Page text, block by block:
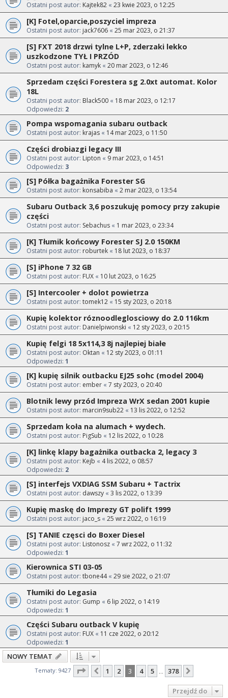
Ostatni post autor: Kajtek82 « 23 kwie 2023, o 12:25
[K] Fotel,oparcie,poszyciel impreza
Ostatni post autor: jack7606 « 25 mar 2023, o 21:37
[S] FXT 2018 drzwi tylne L+P, zderzaki lekko
uszkodzone TYŁ I PRZÓD
Ostatni post autor: kamyk « 20 mar 2023, o 12:46
Sprzedam części Forestera sg 2.0xt automat. Kolor
18L
Ostatni post autor: Black500 « 18 mar 2023, o 12:17
Odpowiedzi: 2
Pompa wspomagania subaru outback
Ostatni post autor: krajas « 14 mar 2023, o 11:50
Części drobiazgi legacy III
Ostatni post autor: Lipton « 9 mar 2023, o 14:51
Odpowiedzi: 3
[S] Półka bagażnika Forester SG
Ostatni post autor: konsabiba « 2 mar 2023, o 13:54
Subaru Outback 3,6 poszukuję pomocy przy zakupie
części
Ostatni post autor: Sebachus « 1 mar 2023, o 23:34
[K] Tłumik końcowy Forester SJ 2.0 150KM
Ostatni post autor: roburtek « 18 lut 2023, o 18:37
[S] iPhone 7 32 GB
Ostatni post autor: FUX « 10 lut 2023, o 16:25
[S] Intercooler + dolot powietrza
Ostatni post autor: tomek12 « 15 sty 2023, o 20:18
Kupię kolektor róznoodleglosciowy do 2.0 116km
Ostatni post autor: Danielpiwonski « 12 sty 2023, o 20:15
Kupię felgi 18 5x114,3 8j najlepiej białe
Ostatni post autor: Oktan « 12 sty 2023, o 01:11
Odpowiedzi: 1
[K] kupię silnik outbacku EJ25 sohc (model 2004)
Ostatni post autor: ember « 7 sty 2023, o 20:40
Blotnik lewy przód Impreza WrX sedan 2001 kupie
Ostatni post autor: marcin9sub22 « 13 lis 2022, o 12:52
Sprzedam koła na alumach + wydech.
Ostatni post autor: PigSub « 12 lis 2022, o 10:28
[K] linkę klapy bagażnika outbacka 2, legacy 3
Ostatni post autor: Kejb « 4 lis 2022, o 08:57
Odpowiedzi: 2
[S] interfejs VXDIAG SSM Subaru + Tactrix
Ostatni post autor: dawszy « 3 lis 2022, o 13:39
Kupię maskę do Imprezy GT polift 1999
Ostatni post autor: jaco_s « 25 wrz 2022, o 16:19
[S] TANIE częsci do Boxer Diesel
Ostatni post autor: Listonosz « 7 wrz 2022, o 11:32
Odpowiedzi: 1
Kierownica STI 03-05
Ostatni post autor: tbone44« 29 sie 2022, o 21:07
Tłumiki do Legasia
Ostatni post autor: Gump « 6 lip 2022, o 14:19
Odpowiedzi: 1
Części Subaru outback V kupię
Ostatni post autor: FUX « 11 cze 2022, o 20:12
Odpowiedzi: 1
NOWY TEMAT
Tematy: 9427 Strona z378
Poprzednia
1 2 3 4 5 378
Przejdź do